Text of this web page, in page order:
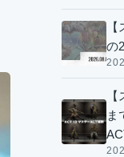
の
ま